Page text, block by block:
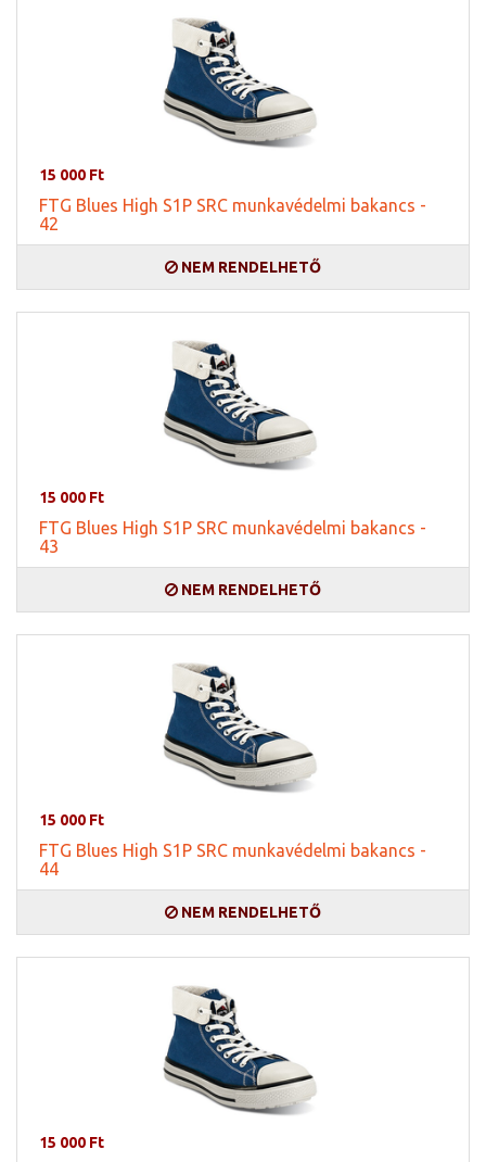
15 000 Ft
FTG Blues High S1P SRC munkavédelmi bakancs -
42
NEM RENDELHETŐ
15 000 Ft
FTG Blues High S1P SRC munkavédelmi bakancs -
43
NEM RENDELHETŐ
15 000 Ft
FTG Blues High S1P SRC munkavédelmi bakancs -
44
NEM RENDELHETŐ
15 000 Ft